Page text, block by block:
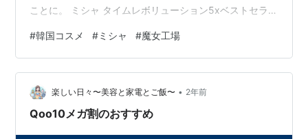
ことに。 ミシャ タイムレボリューション5xベストセラー
ールで買ったような気がするが…。価格を覚えていな
い。安かったことだけ覚えている。。 化粧水と美容液の
現品に、化粧水、美容液、クリームのミニサイズがつい
ているセットだった。 並べてみた。かわいい。 ミニサイ
ズが旅行に便利なサイズ感。美容液がスポイトつきなの
#韓国コスメ #ミシャ #魔女工場
楽しい日々〜美容と家電とご飯〜 • 2年前
Qoo10メガ割のおすすめ